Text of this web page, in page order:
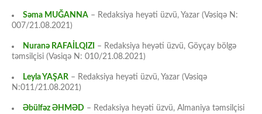
Səma MUĞANNA – Redaksiya heyəti üzvü, Yazar (Vəsiqə N:
007/21.08.2021)
Nuranə RAFAİLQIZI
– Redaksiya heyəti üzvü, Göyçay bölgə
təmsilçisi (Vəsiqə N: 010/21.08.2021)
Leyla YAŞAR – Redaksiya heyəti üzvü, Yazar (Vəsiqə
N:011/21.08.2021)
Əbülfəz ƏHMƏD – Redaksiya heyəti üzvü, Almaniya təmsilçisi